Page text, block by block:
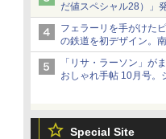
だ値スペシャル28）」
ねっと限定
フェラーリを手がけた
の鉄道を初デザイン。
特急」をなにわ筋線へ
「リサ・ラーソン」が
おしゃれ手帖 10月号。
Special Site